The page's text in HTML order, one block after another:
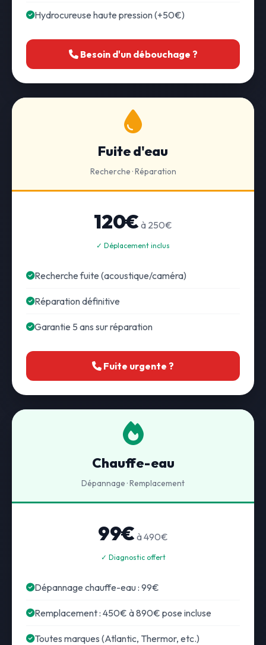
Hydrocureuse haute pression (+50€)
Besoin d'un débouchage ?
Fuite d'eau
Recherche · Réparation
120€ à 250€
✓ Déplacement inclus
Recherche fuite (acoustique/caméra)
Réparation définitive
Garantie 5 ans sur réparation
Fuite urgente ?
Chauffe-eau
Dépannage · Remplacement
99€ à 490€
✓ Diagnostic offert
Dépannage chauffe-eau : 99€
Remplacement : 450€ à 890€ pose incluse
Toutes marques (Atlantic, Thermor, etc.)